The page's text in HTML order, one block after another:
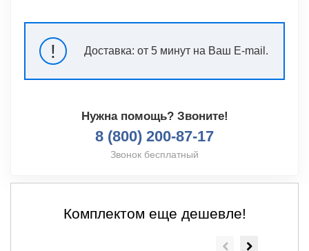
! Доставка: от 5 минут на Ваш E-mail.
Нужна помощь? Звоните!
8 (800) 200-87-17
Звонок бесплатный
Комплектом еще дешевле!